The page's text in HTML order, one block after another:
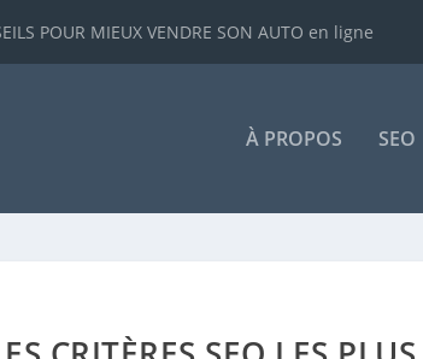
POUR MIEUX VENDRE SON AUTO en ligne
À PROPOS SEO